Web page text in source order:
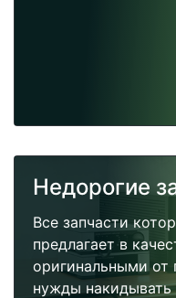
Недорогие
Все запчасти
предлагает в
оригинальными от
нужды накидывать